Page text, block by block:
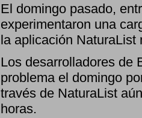
El domingo pasado,
experimentaron una
la aplicación NaturaList
Los desarrolladores de
problema el domingo
través de NaturaList
horas.